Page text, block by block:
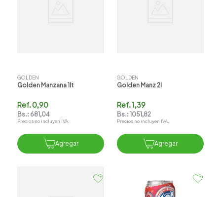
GOLDEN
Golden Manzana 1lt
Ref.0,90
Bs.: 681,04
Precios no incluyen IVA.
Agregar
GOLDEN
Golden Manz 2l
Ref.1,39
Bs.:1051,82
Precios no incluyen IVA.
Agregar